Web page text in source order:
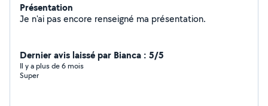
Présentation
Je n'ai pas encore renseigné ma présentation.
Dernier avis laissé par Bianca : 5/5
Il y a plus de 6 mois
Super